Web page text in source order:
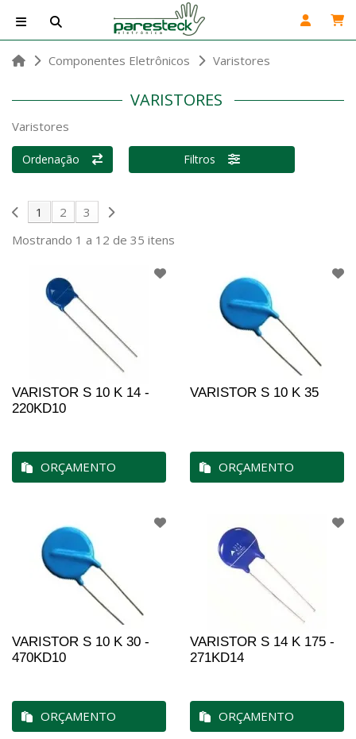
Componentes Eletrônicos Varistores
VARISTORES
Varistores
Ordenação Filtros
1 2
3
Mostrando 1 a 12 de 35 itens
VARISTOR S 10 K 14 -
220KD10
ORÇAMENTO
VARISTOR S 10 K 35
ORÇAMENTO
VARISTOR S 10 K 30 -
470KD10
ORÇAMENTO
VARISTOR S 14 K 175 -
271KD14
ORÇAMENTO